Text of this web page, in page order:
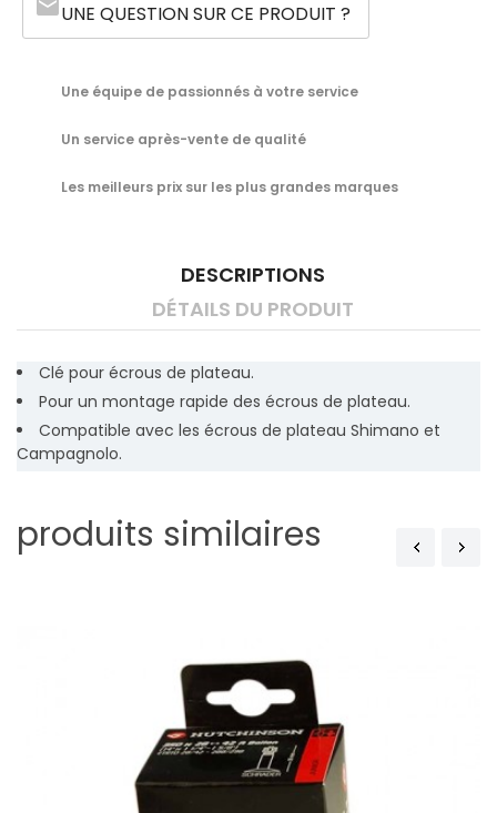
emailUNE QUESTION SUR CE PRODUIT ?
Une équipe de passionnés à votre service
Un service après-vente de qualité
Les meilleurs prix sur les plus grandes marques
DESCRIPTIONS
DÉTAILS DU PRODUIT
Clé pour écrous de plateau.
Pour un montage rapide des écrous de plateau.
Compatible avec les écrous de plateau Shimano et
Campagnolo.
produits similaires